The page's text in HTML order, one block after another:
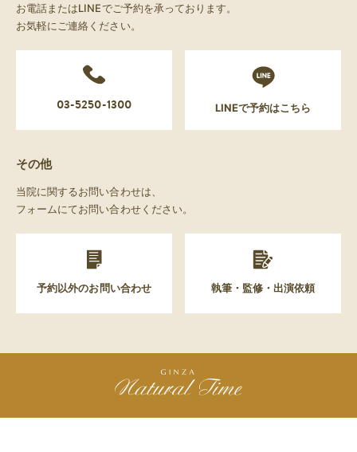
お電話またはLINEでご予約を承っております。
お気軽にご連絡ください。
03-5250-1300 LINEで予約はこちら
その他
当院に関するお問い合わせは、
フォームにてお問い合わせください。
予約以外のお問い合わせ 執筆・監修・出演依頼